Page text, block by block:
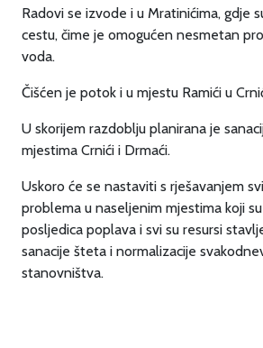
Radovi se izvode i u Mratinićima, gdje
cestu, čime je omogućen nesmetan
voda.
Čišćen je potok i u mjestu Ramići u
U skorijem razdoblju planirana je
mjestima Crnići i Drmaći.
Uskoro će se nastaviti s rješavanjem
problema u naseljenim mjestima koji
posljedica poplava i svi su resursi
sanacije šteta i normalizacije
stanovništva.